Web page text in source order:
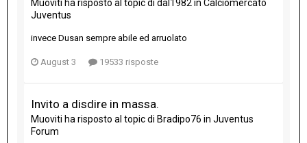
Muoviti ha risposto al topic di dal1982 in Calciomercato
Juventus
invece Dusan sempre abile ed arruolato
August 3 19533 risposte
Invito a disdire in massa.
Muoviti ha risposto al topic di Bradipo76 in Juventus
Forum